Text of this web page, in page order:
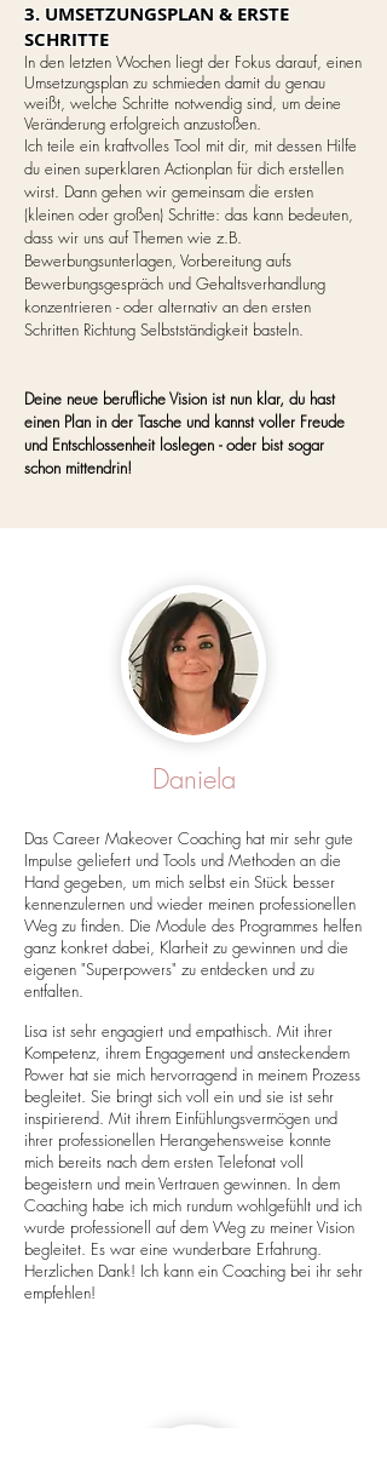
3. UMSETZUNGSPLAN & ERSTE
SCHRITTE
In den letzten Wochen liegt der Fokus darauf, einen
Umsetzungsplan zu schmieden damit du genau
weißt, welche Schritte notwendig sind, um deine
Veränderung erfolgreich anzustoßen.
Ich teile ein kraftvolles Tool mit dir, mit dessen Hilfe
du einen superklaren Actionplan für dich erstellen
wirst. Dann gehen wir gemeinsam die ersten
(kleinen oder großen) Schritte: das kann bedeuten,
dass wir uns auf Themen wie z.B.
Bewerbungsunterlagen, Vorbereitung aufs
Bewerbungsgespräch und Gehaltsverhandlung
konzentrieren - oder alternativ an den ersten
Schritten Richtung Selbstständigkeit basteln.
Deine neue berufliche Vision ist nun klar, du hast
einen Plan in der Tasche und kannst voller Freude
und Entschlossenheit loslegen - oder bist sogar
schon mittendrin!
Daniela
Das Career Makeover Coaching hat mir sehr gute
Impulse geliefert und Tools und Methoden an die
Hand gegeben, um mich selbst ein Stück besser
kennenzulernen und wieder meinen professionellen
Weg zu finden. Die Module des Programmes helfen
ganz konkret dabei, Klarheit zu gewinnen und die
eigenen "Superpowers" zu entdecken und zu
entfalten.
Lisa ist sehr engagiert und empathisch. Mit ihrer
Kompetenz, ihrem Engagement und ansteckendem
Power hat sie mich hervorragend in meinem Prozess
begleitet. Sie bringt sich voll ein und sie ist sehr
inspirierend. Mit ihrem Einfühlungsvermögen und
ihrer professionellen Herangehensweise konnte
mich bereits nach dem ersten Telefonat voll
begeistern und mein Vertrauen gewinnen. In dem
Coaching habe ich mich rundum wohlgefühlt und ich
wurde professionell auf dem Weg zu meiner Vision
begleitet. Es war eine wunderbare Erfahrung.
Herzlichen Dank! Ich kann ein Coaching bei ihr sehr
empfehlen!